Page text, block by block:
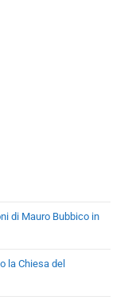
di Mauro Bubbico in
la Chiesa del